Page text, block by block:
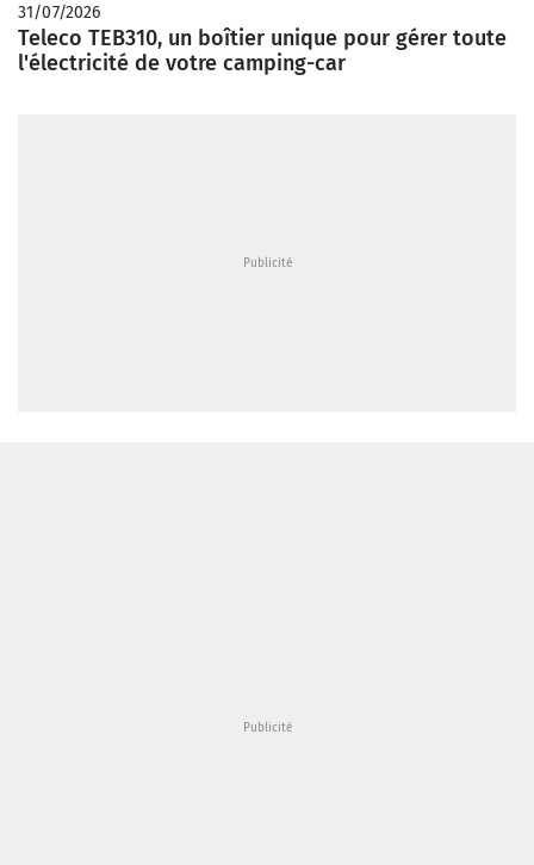
31/07/2026
Teleco TEB310, un boîtier unique pour gérer toute
l'électricité de votre camping-car